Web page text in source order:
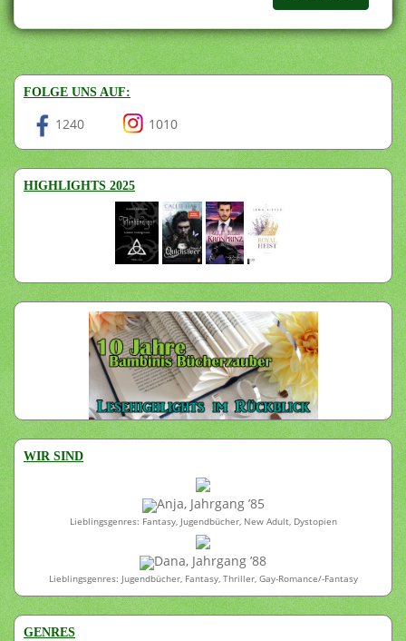
FOLGE UNS AUF:
1240 1010
HIGHLIGHTS 2025
WIR SIND
Anja, Jahrgang ’85
Lieblingsgenres: Fantasy, Jugendbücher, New Adult, Dystopien
Dana, Jahrgang ’88
Lieblingsgenres: Jugendbücher, Fantasy, Thriller, Gay-Romance/-Fantasy
GENRES